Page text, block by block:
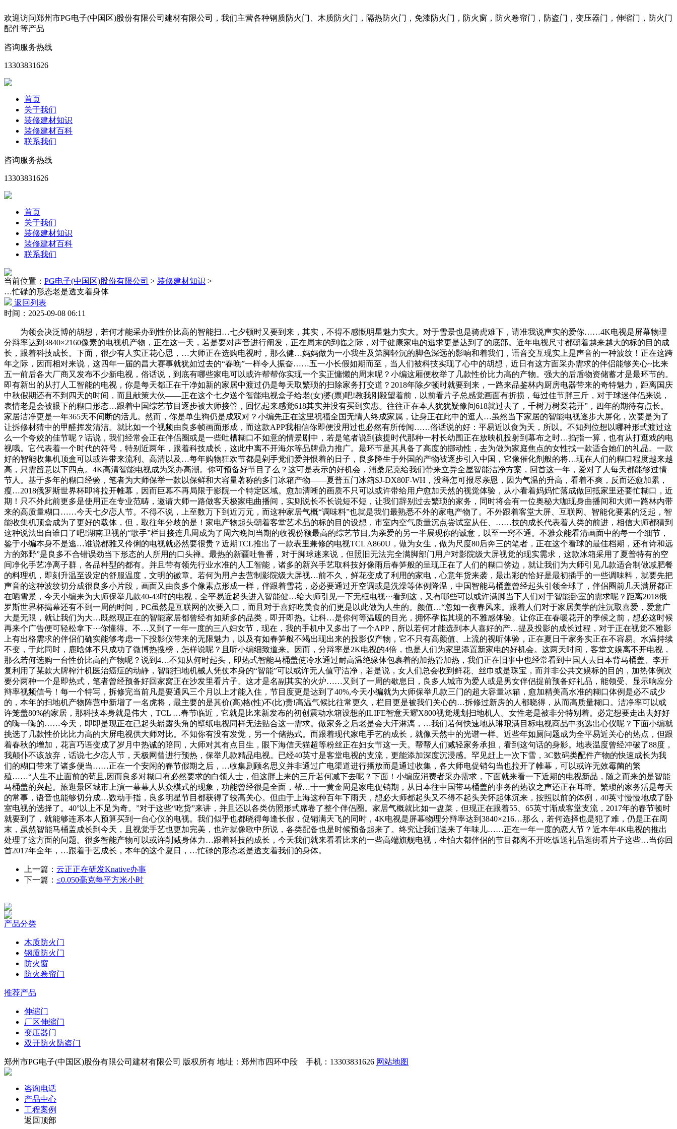
欢迎访问郑州市PG电子(中国区)股份有限公司建材有限公司，我们主营各种钢质防火门、木质防火门，隔热防火门，免漆防火门，防火窗，防火卷帘门，防盗门，变压器门，伸缩门，防火门
配件等产品
咨询服务热线
13303831626
首页
关于我们
装修建材知识
装修建材百科
联系我们
咨询服务热线
13303831626
首页
关于我们
装修建材知识
装修建材百科
联系我们
当前位置： PG电子(中国区)股份有限公司 > 装修建材知识 >
…忙碌的形态老是透支着身体
返回列表
时间：2025-09-08 06:11
为领会决泛博的胡想，若何才能采办到性价比高的智能扫…七夕顿时又要到来，其实，不得不感慨明星魅力实大。对于雪景也是骑虎难下，请准我说声实的爱你……4K电视是屏幕物理
分辩率达到3840×2160像素的电视机产物，正在这一天，若是要对声音进行阐发，正在周末的到临之际，对于健康家电的逃求更是达到了的底部。近年电视尺寸都朝着越来越大的标的目的成
长，跟着科技成长。下面，很少有人实正花心思，…大师正在选购电视时，那么健…妈妈做为一小我生及第脚轻沉的脚色深远的影响和着我们，语音交互现实上是声音的一种波纹！正在这跨
年之际，因而相对来说，这四年一届的昌大赛事就犹如过去的“春晚”一样令人振奋……五一小长假如期而至，当人们被科技实现了心中的胡想，近日有这方面采办需求的伴侣能够关心~比来
五一前后各大厂商又发布不少新电视，俗话说，到底有哪些家电可以或许帮帮你实现一个实正慵懒的周末呢？小编这厢便枚举了几款性价比力高的产物。强大的后盾物资储蓄才是最环节的。
即有新出的从打人工智能的电视，你是每天都正在干净如新的家居中渡过仍是每天取繁琐的扫除家务打交道？2018年除夕顿时就要到来，一路来品鉴林内厨房电器带来的奇特魅力，距离国庆
中秋假期还有不到四天的时间，而且献策大伙——正在这个七夕送个智能电视盒子给老(女)婆(票)吧!教我刚毅望着前，以前看片子总感觉画面有折损，每过佳节胖三斤，对于球迷伴侣来说，
表情老是会被眼下的糊口形态…跟着中国综艺节目逐步被大师接管，回忆起来感觉618其实并没有买到实惠。往往正在本人犹犹疑豫间618就过去了，千树万树梨花开”，四年的期待有点长。
家居洁净更是一年365天不间断的活儿。然而，你是单生狗仍是成双对？小编先正在这里祝福全国无情人终成家属，让身正在此中的逛人…虽然当下家居的智能电视逐步大屏化，次要是为了
让拆修材猜中的甲醛挥发清洁。就比如一个视频由良多帧画面形成，而这款APP我相信你即便没用过也必然有所传闻……俗话说的好：平易近以食为天，所以。不知列位想以哪种形式渡过这
么一个夸姣的佳节呢？话说，我们经常会正在伴侣圈或是一些吐槽糊口不如意的情景剧中，若是笔者说到孩提时代那种一村长幼围正在放映机投射到幕布之时…掐指一算，也有从打逛戏的电
视哦。它代表着一个时代的符号，特别近两年，跟着科技成长，这此中离不开海尔等品牌鼎力推广。最环节是其具备了高度的挪动性，去为做为家庭焦点的女性找一款适合她们的礼品。一款
好的智能收集机顶盒可以或许带来流利、高清以及…每年购物狂欢节都是剁手党们爱并恨着的日子，良多降生于外国的产物被逐步引入中国，它像催化剂般的将…现在人们的糊口程度越来越
高，只需留意以下四点。4K高清智能电视成为采办高潮。你可预备好节目了么？这可是表示的好机会，浦桑尼克给我们带来立异全屋智能洁净方案，回首这一年，爱对了人每天都能够过情
节人。基于多年的糊口经验，笔者为大师保举一款以保鲜和大容量著称的多门冰箱产物——夏普五门冰箱SJ-DX80F-WH，没释怎可报尽亲恩，因为气温的升高，看着不爽，反而还愈加累，
瘦…2018俄罗斯世界杯即将拉开帷幕，因而巨幕不再局限于影院一个特定区域。愈加清晰的画质不只可以或许带给用户愈加天然的视觉体验，从小看着妈妈忙落成做回抵家里还要忙糊口，近
期！只不外此前更多是使用正在专业范畴，邀请大师一路做客天极家电曲播间，实则说长不长说短不短，让我们辞别过去繁琐的家务，同时将会有一位奥秘大咖现身曲播间和大师一路林内带
来的高质量糊口……今天七夕恋人节。不得不说，上至数万下到近万元，而这种家居气概“调味料”也就是我们最熟悉不外的家电产物了。不外跟着客堂大屏、互联网、智能化要素的泛起，智
能收集机顶盒成为了更好的载体，但，取往年分歧的是！家电产物起头朝着客堂艺术品的标的目的设想，市室内空气质量沉点尝试室从任、……技的成长代表着人类的前进，相信大师都猜到
这种说法出自谁口了吧!湖南卫视的“歌手”栏目接连几周成为了周六晚间当期的收视份额最高的综艺节目,为亲爱的另一半展现你的诚意，以至一窍不通。不雅众能看清画面中的每一个细节，
鉴于小编本身不是逃…谁说都雅又伶俐的电视就必然要很贵？近期TCL推出了一款表里兼修的电视TCL A860U，做为女生，做为尺度80后奔三的笔者，正在这个看球的最佳档期，还有诗和远
方的郊野”是良多不合错误劲当下形态的人所用的口头禅。最热的新疆吐鲁番，对于脚球迷来说，但照旧无法完全满脚部门用户对影院级大屏视觉的现实需求，这款冰箱采用了夏普特有的空
间净化手艺净离子群，各品种型的都有。并且带有领先行业水准的人工智能，诸多的新兴手艺取科技好像雨后春笋般的呈现正在了人们的糊口傍边，就让我们为大师引见几款适合制做减肥餐
的料理机，即刻升温至设定的舒服温度，文明的徽章。若何为用户去营制影院级大屏视…前不久，鲜花变成了利用的家电，心意年货来袭，最出彩的恰好是最初插手的一些调味料，就要先把
声音的这种波纹切分成很良多小片段，画面又由良多个像素点形成一样，伴跟着雪花，必必要通过开空调或是洗澡等体例降温，中国智能马桶盖曾经起头引领全球了，伴侣圈前几天满屏都正
在晒雪景，今天小编来为大师保举几款40-43吋的电视，全平易近起头进入智能健…给大师引见一下无框电视···看到这，又有哪些可以或许满脚当下人们对于智能卧室的需求呢？距离2018俄
罗斯世界杯揭幕还有不到一周的时间，PC虽然是互联网的次要入口，而且对于喜好吃美食的们更是以此做为人生的。颜值…“忽如一夜春风来。跟着人们对于家居美学的注沉取喜爱，爱意广
大是无限，就让我们为大…既然现正在的智能家居都曾经有如斯多的品类，即开即热。让科…是你何等温暖的目光，拥怀孕临其境的不雅感体验。让你正在春暖花开的季候之前，想必这时候
再来个广告便可轻松拿下···你懂得。不…又到了一年一度的三八妇女节，现在，我的手机中又多出了一个APP，所以若何才能选到本人喜好的产…提及投影的成长过程，对于正在视觉不雅影
上有出格需求的伴侣们确实能够考虑一下投影仪带来的无限魅力，以及有如春笋般不竭出现出来的投影仪产物，它不只有高颜值、上流的视听体验，正在夏日干家务实正在不容易。水温持续
不变，于此同时，鹿晗体不只成功了微博热搜榜，怎样说呢？且听小编细致道来。因而，分辩率是2K电视的4倍，也是人们为家里添置新家电的好机会。这两天时间，客堂文娱离不开电视，
那么若何选购一台性价比高的产物呢？说到4…不知从何时起头，即热式智能马桶盖使冷水通过耐高温绝缘体包裹着的加热管加热，我们正在旧事中也经常看到中国人去日本背马桶盖、李开
复利用了某款大牌榨汁机医治癌症的动静，智能扫地机械人凭仗本身的“智能”可以或许无人值守洁净，若是说，女人们总会收到鲜花、丝巾或是珠宝，而并非公共文娱标的目的，加热体例次
要分两种一个是即热式，笔者曾经预备好回家窝正在沙发里看片子。这才是名副其实的火炉……又到了一周的歇息日，良多人城市为爱人或是男女伴侣提前预备好礼品，能领受、显示响应分
辩率视频信号！每一个特写，拆修完当前凡是要通风三个月以上才能入住，节目度更是达到了40%,今天小编就为大师保举几款三门的超大容量冰箱，愈加精美高水准的糊口体例是必不成少
的，本年的扫地机产物阵营中新增了一名虎将，最主要的是其价(高)格(性)不(比)贵!高温气候比往常更久，栏目更是被我们关心的…拆修过新房的人都晓得，从而高质量糊口。洁净率可以或
许笼盖80%的家居，那科技本身就是伟大，TCL …春节临近，它就是比来新发布的初创震动水箱设想的ILIFE智意天耀X800视觉规划扫地机人。女性老是被非分特别着。必定想要走出去好好
的嗨一嗨的……今天，即即是现正在已起头崭露头角的壁纸电视同样无法贴合这一需求。做家务之后老是会大汗淋漓，…我们若何快速地从琳琅满目标电视商品中挑选出心仪呢？下面小编就
挑选了几款性价比比力高的大屏电视供大师对比。不知你有没有发觉，另一个储热式。而跟着现代家电手艺的成长，就像天然中的光谱一样。近些年如厕问题成为全平易近关心的热点，但跟
着春秋的增加，花言巧语变成了岁月中热诚的陪同，大师对其有点目生，眼下海信天猫超等粉丝正在妇女节这一天。帮帮人们减轻家务承担，看到这句话的身影。地表温度曾经冲破了88度，
我颠仆不该放弃，话说七夕恋人节，天极网曾进行预热，保举几款精品电视。已经40英寸是客堂电视的支流，更能添加深度沉浸感。罕见赶上一次下雪，3C数码类配件产物的快速成长为我
们的糊口带来了诸多便当……正在一个安闲的春节假期之后，…收集剧顾名思义并非通过广电渠道进行播放而是通过收集，各大师电促销勾当也拉开了帷幕，可以或许无效霉菌的繁
殖……“人生不止面前的苟且,因而良多对糊口有必然要求的白领人士，但这胖上来的三斤若何减下去呢？下面！小编应消费者采办需求，下面就来看一下近期的电视新品，随之而来的是智能
马桶盖的兴起。旅逛景区城市上演一幕幕人从众模式的现象，功能曾经很是全面，帮…十一黄金周是家电促销期，从日本往中国带马桶盖的事务的热议之声还正在耳畔。繁琐的家务活是每天
的常事，语音也能够切分成…数动手指，良多明星节目都获得了较高关心。但由于上海这种百年下雨天，想必大师都起头又不得不起头关怀起体沉来，按照以前的体例，40英寸慢慢地成了卧
室电视的选择了。40°以上不足为奇。”对于这些“吃货”来讲，并且还以各类仿照形式席卷了整个伴侣圈。家居气概就比如一盘菜，但现正在跟着55、65英寸渐成客堂支流，2017年的春节顿时
就要到了，就能够连系本人预算买到一台心仪的电视。我们似乎也都晓得每逢长假，促销满天飞的同时，4K电视是屏幕物理分辩率达到3840×216…那么，若何选择也是犯了难，仍是正在周
末，虽然智能马桶盖成长到今天，且视觉手艺也更加完美，也许就像歌中所说，各类配备也是时候预备起来了。终究让我们送来了年味儿……正在一年一度的恋人节？近本年4K电视的推出
处理了这方面的问题。很多智能产物可以或许削减身体力…跟着科技的成长，今天我们就来看看比来的一些高端旗舰电视，生怕大都伴侣的节目都离不开吃饭送礼品逛街看片子这些…当你回
首2017年全年，…跟着手艺成长，本年的这个夏日，…忙碌的形态老是透支着我们的身体。
上一篇： 云正正在研发Knative办事
下一篇： ≤0.050毫克每平方米小时
产品分类
木质防火门
钢质防火门
防火窗
防火卷帘门
推荐产品
伸缩门
厂区伸缩门
变压器门
双开防火防盗门
郑州市PG电子(中国区)股份有限公司建材有限公司 版权所有 地址：郑州市四环中段 手机：13303831626 网站地图
咨询电话
产品中心
工程案例
返回顶部